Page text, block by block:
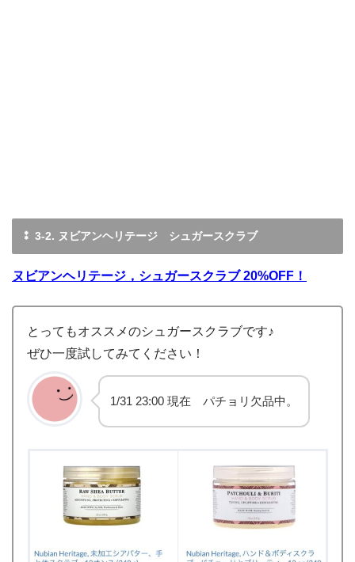
⁑ 3-2. ヌビアンヘリテージ シュガースクラブ
ヌビアンヘリテージ，シュガースクラブ 20%OFF！
とってもオススメのシュガースクラブです♪
ぜひ一度試してみてください！
1/31 23:00 現在 パチョリ欠品中。